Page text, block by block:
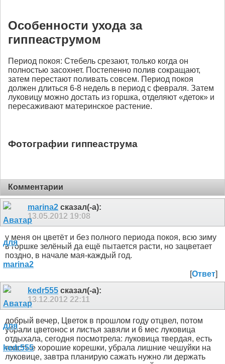
Особенности ухода за
гиппеаструмом
Период покоя: Стебель срезают, только когда он
полностью засохнет. Постепенно полив сокращают,
затем перестают поливать совсем. Период покоя
должен длиться 6-8 недель в период с февраля. Затем
луковицу можно достать из горшка, отделяют «деток» и
пересаживают материнское растение.
Фотографии гиппеаструма
Комментарии
marina2 сказал(-а):
13.05.2012 19:08
у меня он цветёт и без полного периода покоя, всю зиму
в горшке зелёный да ещё пытается расти, но зацветает
поздно, в начале мая-каждый год.
[Ответ]
kedr555 сказал(-а):
13.12.2012 22:11
добрый вечер, Цветок в прошлом году отцвел, потом
убрали цветонос и листья завяли и 6 мес луковица
отдыхала, сегодня посмотрела: луковица твердая, есть
толстые хорошие корешки, убрала лишние чешуйки на
луковице, завтра планирую сажать нужно ли держать